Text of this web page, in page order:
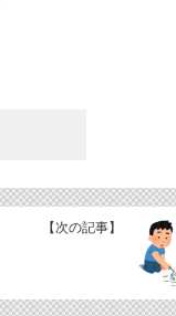
【次の記事】